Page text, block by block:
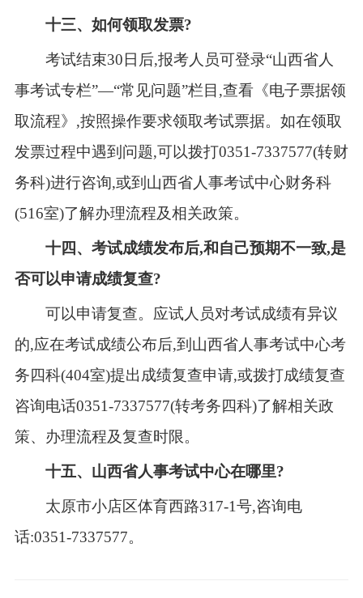
十三、如何领取发票?
考试结束30日后,报考人员可登录“山西省人
事考试专栏”—“常见问题”栏目,查看《电子票据领
取流程》,按照操作要求领取考试票据。如在领取
发票过程中遇到问题,可以拨打0351-7337577(转财
务科)进行咨询,或到山西省人事考试中心财务科
(516室)了解办理流程及相关政策。
十四 、考试成绩发布后,和自己预期不一致,是
否可以申请成绩复查?
可以申请复查。应试人员对考试成绩有异议
的,应在考试成绩公布后,到山西省人事考试中心考
务四科(404室)提出成绩复查申请,或拨打成绩复查
咨询电话0351-7337577(转考务四科)了解相关政
策、办理流程及复查时限。
十五、山西省人事考试中心在哪里?
太原市小店区体育西路317-1号,咨询电
话:0351-7337577。